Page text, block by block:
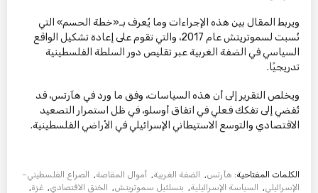
ويربط المقال بين هذه الإجراءات وما يُعرف بـ«خطة الحسم» التي
نُسبت لسموتريتش عام 2017، والتي تقوم على إعادة تشكيل الواقع
السياسي في الضفة الغربية عبر تقليص دور السلطة الفلسطينية
تدريجيًا.
ويخلص التقرير إلى أن هذه السياسات، وفق ما ورد في هآرتس، قد
تُفضي إلى تفكك فعلي في اتفاق أوسلو، في ظل استمرار التصعيد
الاقتصادي والتوسع الاستيطاني الإسرائيلي في الأراضي الفلسطينية.
الكلمات المفتاحية: هآرتس, الضفة الغربية, أموال المقاصة, الصراع الفلسطيني–
الإسرائيلي, السياسة الإسرائيلية, بتسلئيل سموتريتش, الخنق الاقتصادي, غزة,